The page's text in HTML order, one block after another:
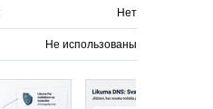
Нет
Не использованы